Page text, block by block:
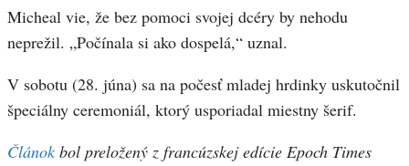
Micheal vie, že bez pomoci svojej dcéry by nehodu
neprežil. „Počínala si ako dospelá,“ uznal.
V sobotu (28. júna) sa na počesť mladej hrdinky uskutočnil
špeciálny ceremoniál, ktorý usporiadal miestny šerif.
Článok bol preložený z francúzskej edície Epoch Times